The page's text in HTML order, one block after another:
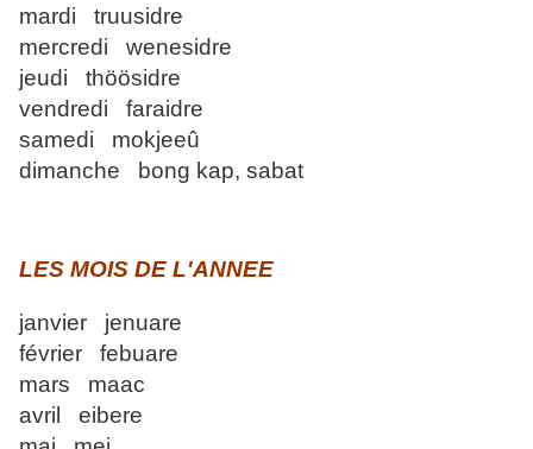
mardi truusidre
mercredi wenesidre
jeudi thöösidre
vendredi faraidre
samedi mokjeeû
dimanche bong kap, sabat
LES MOIS DE L'ANNEE
janvier jenuare
février febuare
mars maac
avril eibere